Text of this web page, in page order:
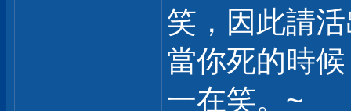
笑，因此請
當你死的時
一在笑。~